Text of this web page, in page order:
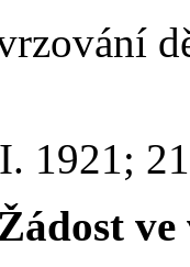
1921;